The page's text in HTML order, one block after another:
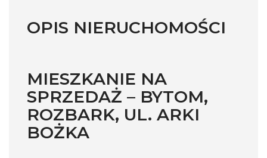
OPIS NIERUCHOMOŚCI
MIESZKANIE NA
SPRZEDAŻ – BYTOM,
ROZBARK, UL. ARKI
BOŻKA